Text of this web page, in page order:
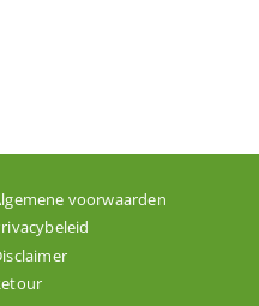
voorwaarden